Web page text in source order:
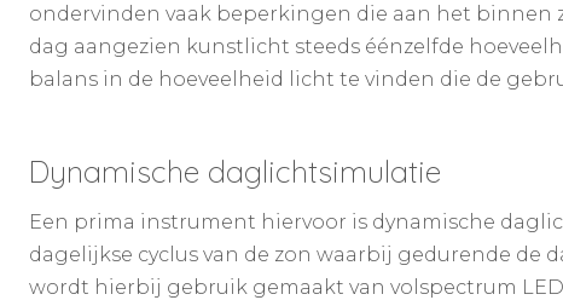
ondervinden vaak beperkingen die aan het binnen
dag aangezien kunstlicht steeds éénzelfde
balans in de hoeveelheid licht te vinden die de
Dynamische daglichtsimulatie
Een prima instrument hiervoor is dynamische
dagelijkse cyclus van de zon waarbij gedurende de
wordt hierbij gebruik gemaakt van volspectrum